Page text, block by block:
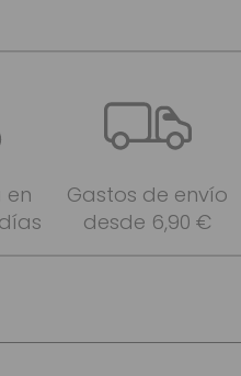
en
Gastos de envío
desde 6,90 €